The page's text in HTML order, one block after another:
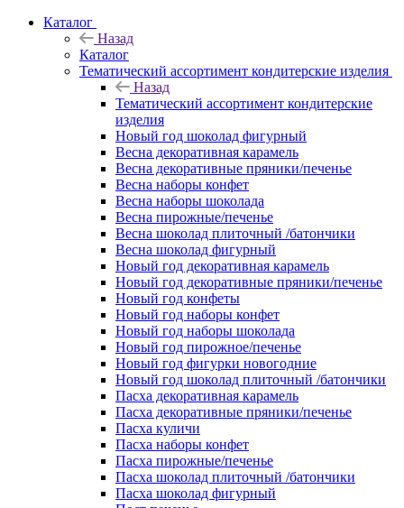
Каталог
Назад
Каталог
Тематический ассортимент кондитерские изделия
Назад
Тематический ассортимент кондитерские
изделия
Новый год шоколад фигурный
Весна декоративная карамель
Весна декоративные пряники/печенье
Весна наборы конфет
Весна наборы шоколада
Весна пирожные/печенье
Весна шоколад плиточный /батончики
Весна шоколад фигурный
Новый год декоративная карамель
Новый год декоративные пряники/печенье
Новый год конфеты
Новый год наборы конфет
Новый год наборы шоколада
Новый год пирожное/печенье
Новый год фигурки новогодние
Новый год шоколад плиточный /батончики
Пасха декоративная карамель
Пасха декоративные пряники/печенье
Пасха куличи
Пасха наборы конфет
Пасха пирожные/печенье
Пасха шоколад плиточный /батончики
Пасха шоколад фигурный